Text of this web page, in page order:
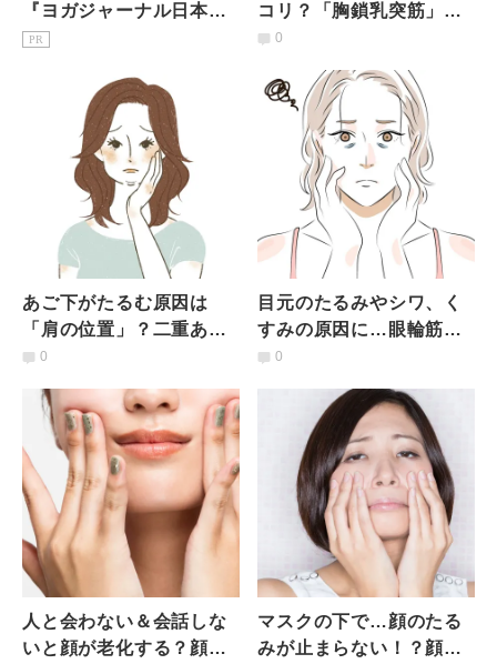
『ヨガジャーナル日本
版』予約購読のご案内
PR
コリ？「胸鎖乳突筋」を
ほぐす2ステップの簡単セ
0
あご下がたるむ原因は
「肩の位置」？二重あご
を改善するエクサ2つ
0
目元のたるみやシワ、く
すみの原因に…眼輪筋な
ど目元の筋肉をほぐす1分
0
人と会わない＆会話しな
いと顔が老化する？顔年
マスクの下で…顔のたる
みが止まらない！？顔の